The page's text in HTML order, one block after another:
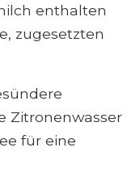
enthalten
zugesetzten
Zitronenwasser
für eine